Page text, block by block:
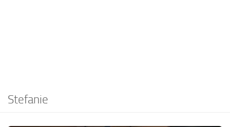
Stefanie